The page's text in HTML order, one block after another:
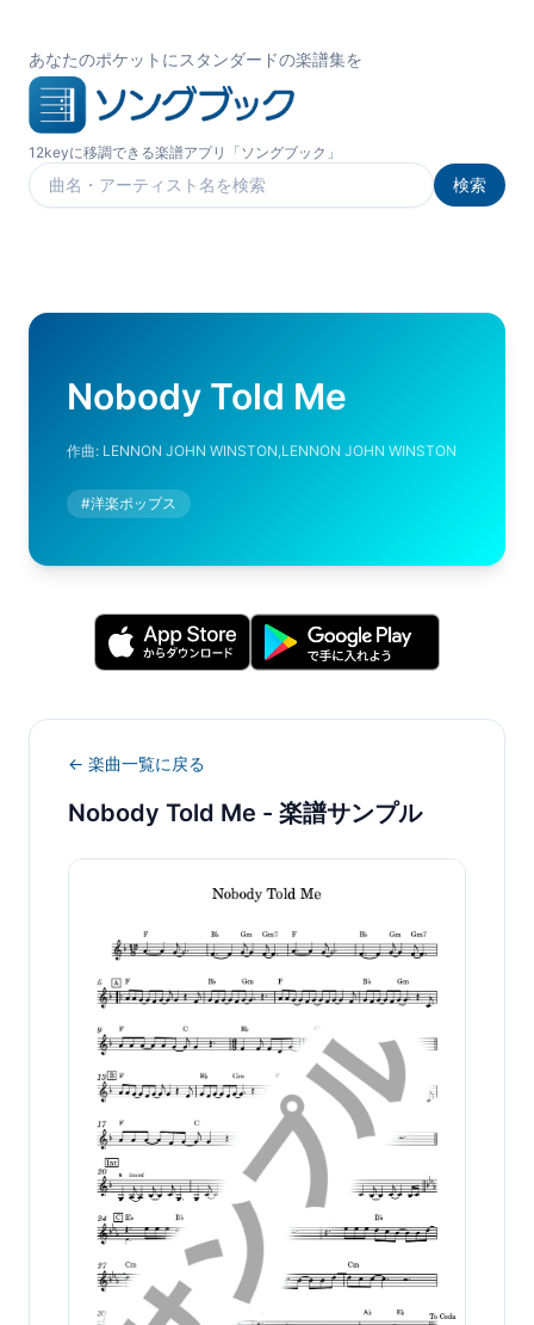
あなたのポケットにスタンダードの楽譜集を
12keyに移調できる楽譜アプリ「ソングブック」
楽曲を検索
検索
Nobody Told Me
作曲: LENNON JOHN WINSTON,LENNON JOHN WINSTON
#洋楽ポップス
← 楽曲一覧に戻る
Nobody Told Me - 楽譜サンプル